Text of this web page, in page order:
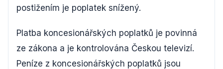
postižením je poplatek snížený.
Platba koncesionářských poplatků je povinná
ze zákona a je kontrolována Českou televizí.
Peníze z koncesionářských poplatků jsou